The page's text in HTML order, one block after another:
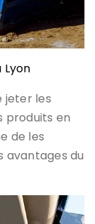
jeter les
produits en
de les
avantages du